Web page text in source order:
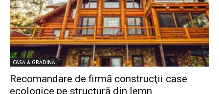
CASĂ & GRĂDINĂ
Recomandare de firmă construcţii case
ecologice pe structură din lemn